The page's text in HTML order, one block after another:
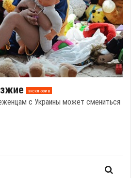
эксклюзив
с Украины может смениться